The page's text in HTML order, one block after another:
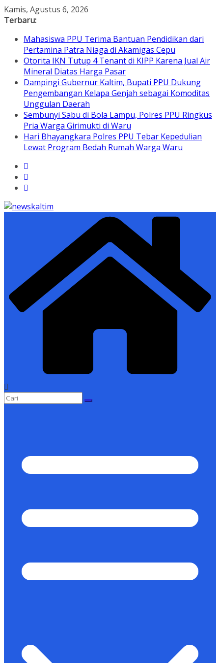
Skip
to
Kamis, Agustus 6, 2026
Terbaru:
Mahasiswa PPU Terima Bantuan Pendidikan dari
Pertamina Patra Niaga di Akamigas Cepu
Otorita IKN Tutup 4 Tenant di KIPP Karena Jual Air
Mineral Diatas Harga Pasar
Dampingi Gubernur Kaltim, Bupati PPU Dukung
Pengembangan Kelapa Genjah sebagai Komoditas
Unggulan Daerah
Sembunyi Sabu di Bola Lampu, Polres PPU Ringkus
Pria Warga Girimukti di Waru
Hari Bhayangkara Polres PPU Tebar Kepedulian
Lewat Program Bedah Rumah Warga Waru